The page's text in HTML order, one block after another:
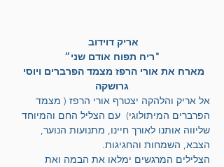
אריק דוידוב
"ריח תפוח אודם שני״
מארח את אורי הרפז מצמד הפרברים ויוסי
גרושקה
אל אריק והלהקה יצטרף אורי הרפז ( מצמד
הפרברים המיתולוגי)  עם הצליל החם והמיוחד
שליווה אותנו לאורך חיינו, מתנועות הנוער,
הצבא, השמחות והחגיגות.
הצלילים המרגשים ימלאו את הבמה ואת